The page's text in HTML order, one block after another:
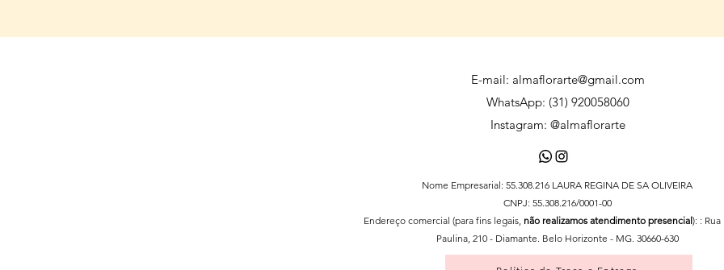
E-mail: almaflorarte@gmail.com
WhatsApp: (31) 920058060
Instagram: @almaflorarte
Nome Empresarial: 55.308.216 LAURA REGINA DE SA OLIVEIRA
CNPJ: 55.308.216/0001-00
Endereço comercial (para fins legais, não realizamos atendimento presencial): :
Paulina, 210 - Diamante. Belo Horizonte - MG. 30660-630